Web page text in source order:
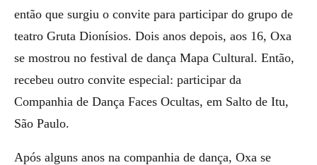
então que surgiu o convite para participar do grupo de
teatro Gruta Dionísios. Dois anos depois, aos 16, Oxa
se mostrou no festival de dança Mapa Cultural. Então,
recebeu outro convite especial: participar da
Companhia de Dança Faces Ocultas, em Salto de Itu,
São Paulo.
Após alguns anos na companhia de dança, Oxa se